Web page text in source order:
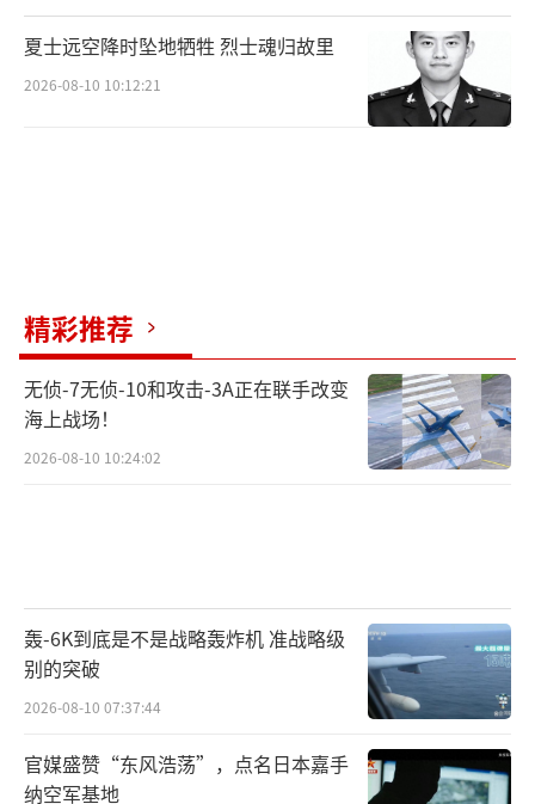
夏士远空降时坠地牺牲 烈士魂归故里
2026-08-10 10:12:21
精彩推荐
无侦-7无侦-10和攻击-3A正在联手改变
海上战场！
2026-08-10 10:24:02
轰-6K到底是不是战略轰炸机 准战略级
别的突破
2026-08-10 07:37:44
官媒盛赞“东风浩荡”，点名日本嘉手
纳空军基地